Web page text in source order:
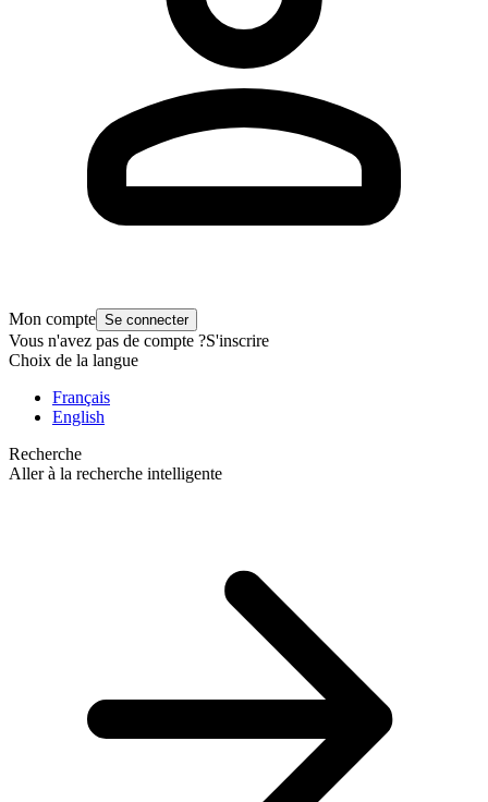
Mon compte Se connecter
Vous n'avez pas de compte ?S'inscrire
Choix de la langue
Français
English
Recherche
Aller à la recherche intelligente